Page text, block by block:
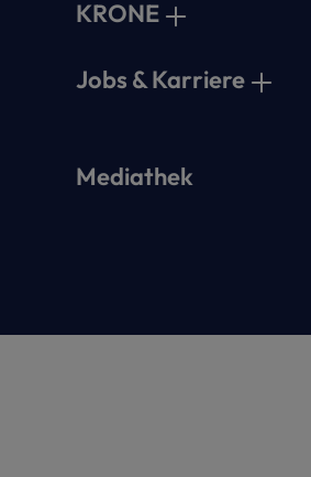
KRONE
Jobs & Karriere
Mediathek